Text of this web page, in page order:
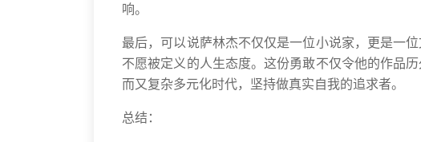
响。
最后，可以说萨林杰不仅仅是一位小说家，更是一
不愿被定义的人生态度。这份勇敢不仅令他的作品
而又复杂多元化时代，坚持做真实自我的追求者。
总结：